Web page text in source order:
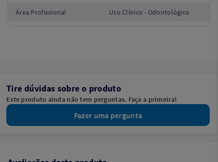
Área Profissional Uso Clínico - Odontológico
Tire dúvidas sobre o produto
Este produto ainda não tem perguntas. Faça a primeira!
Fazer uma pergunta